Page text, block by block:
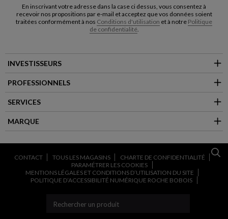
En inscrivant votre adresse dans la case ci dessus, vous consentez à
recevoir nos propositions par e-mail et acceptez que vos données soient
traitées conformément à nos Conditions d'utilisation et à notre Politique
de confidentialité.
INVESTISSEURS
PROFESSIONNELS
SERVICES
MARQUE
CONTACT TOUS LES MAGASINS
CHARTE DE CONFIDENTIALITÉ
PARAMÉTRER LES COOKIES
MENTIONS LÉGALES ET CONDITIONS D’UTILISATION DU SITE
POLITIQUE D’ACCESSIBILITÉ NUMÉRIQUE ROCHE BOBOIS